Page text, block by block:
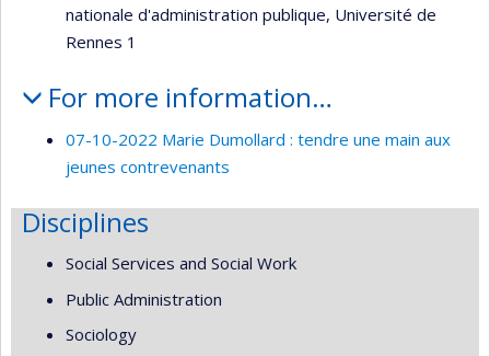
nationale d'administration publique, Université de
Rennes 1
For more information…
07-10-2022 Marie Dumollard : tendre une main aux
jeunes contrevenants
Disciplines
Social Services and Social Work
Public Administration
Sociology